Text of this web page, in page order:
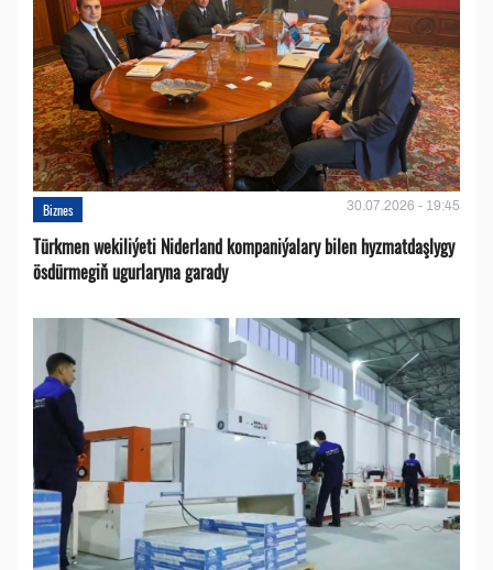
Biznes 30.07.2026 - 19:45
Türkmen wekiliýeti Niderland kompaniýalary bilen hyzmatdaşlygy
ösdürmegiň ugurlaryna garady